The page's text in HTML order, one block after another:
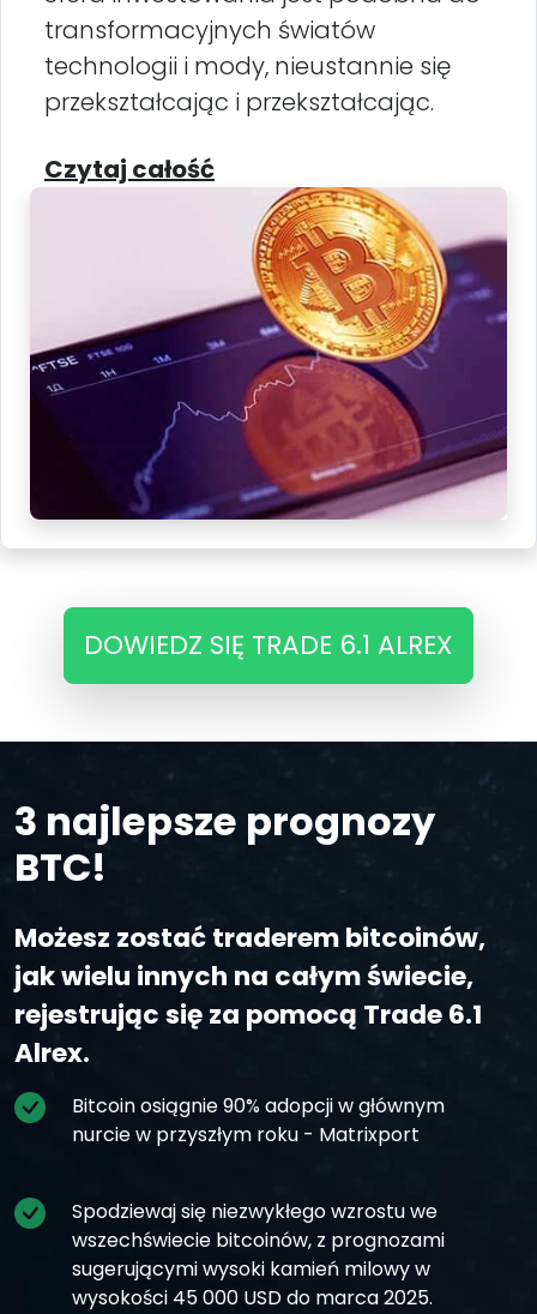
transformacyjnych światów
technologii i mody, nieustannie się
przekształcając i przekształcając.
Czytaj całość
DOWIEDZ SIĘ TRADE 6.1 ALREX
3 najlepsze prognozy
BTC!
Możesz zostać traderem bitcoinów,
jak wielu innych na całym świecie,
rejestrując się za pomocą Trade 6.1
Alrex.
Bitcoin osiągnie 90% adopcji w głównym
nurcie w przyszłym roku - Matrixport
Spodziewaj się niezwykłego wzrostu we
wszechświecie bitcoinów, z prognozami
sugerującymi wysoki kamień milowy w
wysokości 45 000 USD do marca 2025.